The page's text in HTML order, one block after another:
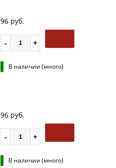
96 руб.
В наличии (много)
96 руб.
В наличии (много)